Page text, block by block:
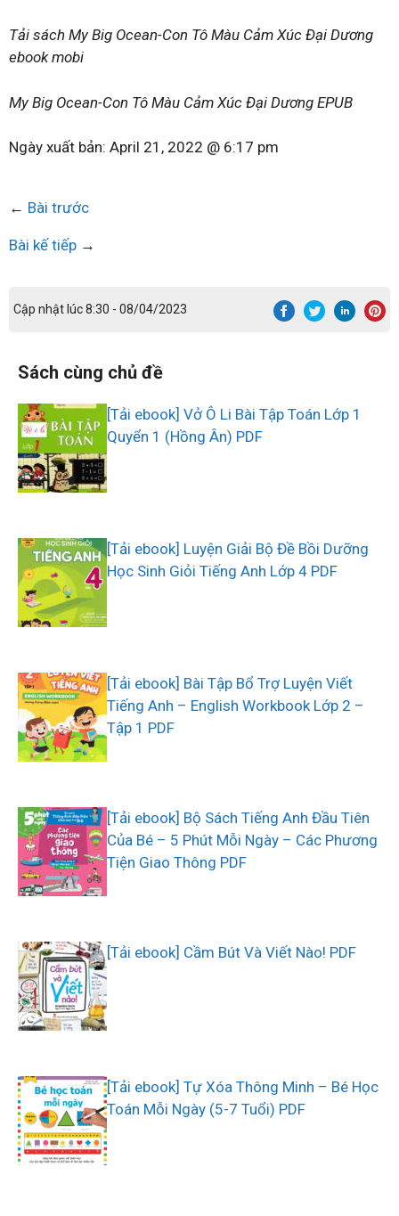
Tải sách My Big Ocean-Con Tô Màu Cảm Xúc Đại Dương
ebook mobi
My Big Ocean-Con Tô Màu Cảm Xúc Đại Dương EPUB
Ngày xuất bản: April 21, 2022 @ 6:17 pm
← Bài trước
Bài kế tiếp →
Cập nhật lúc 8:30 - 08/04/2023
Sách cùng chủ đề
[Tải ebook] Vở Ô Li Bài Tập Toán Lớp 1
Quyển 1 (Hồng Ân) PDF
[Tải ebook] Luyện Giải Bộ Đề Bồi Dưỡng
Học Sinh Giỏi Tiếng Anh Lớp 4 PDF
[Tải ebook] Bài Tập Bổ Trợ Luyện Viết
Tiếng Anh – English Workbook Lớp 2 –
Tập 1 PDF
[Tải ebook] Bộ Sách Tiếng Anh Đầu Tiên
Của Bé – 5 Phút Mỗi Ngày – Các Phương
Tiện Giao Thông PDF
[Tải ebook] Cầm Bút Và Viết Nào! PDF
[Tải ebook] Tự Xóa Thông Minh – Bé Học
Toán Mỗi Ngày (5-7 Tuổi) PDF